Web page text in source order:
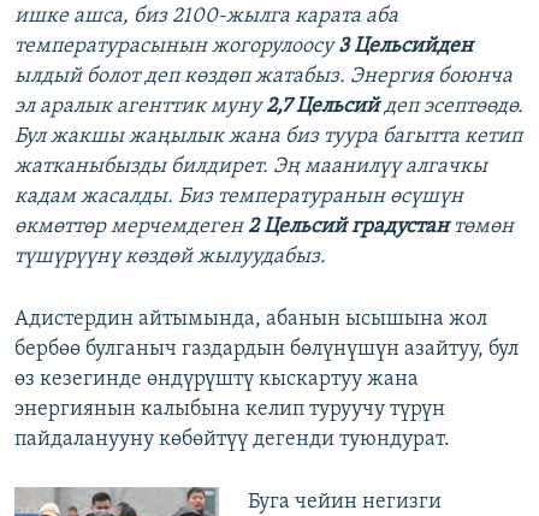
ишке ашса, биз 2100-жылга карата аба
температурасынын жогорулоосу3 Цельсийден
ылдый болот деп көздөп жатабыз. Энергия боюнча
эл аралык агенттик муну2,7 Цельсийдеп эсептөөдө.
Бул жакшы жаңылык жана биз туура багытта кетип
жатканыбызды билдирет. Эң маанилүү алгачкы
кадам жасалды. Биз температуранын өсүшүн
өкмөттөр мерчемдеген 2 Цельсий градустан төмөн
түшүрүүнү көздөй жылуудабыз.
Адистердин айтымында, абанын ысышына жол
бербөө булганыч газдардын бөлүнүшүн азайтуу, бул
өз кезегинде өндүрүштү кыскартуу жана
энергиянын калыбына келип туруучу түрүн
пайдаланууну көбөйтүү дегенди туюндурат.
Буга чейин негизги